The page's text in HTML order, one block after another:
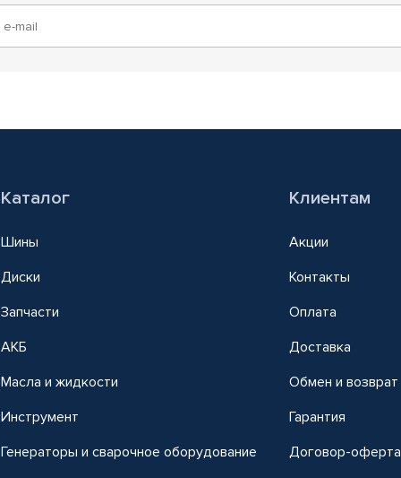
Каталог
Шины
Диски
Запчасти
АКБ
Масла и жидкости
Инструмент
Генераторы и сварочное оборудование
Клиентам
Акции
Контакты
Оплата
Доставка
Обмен и возврат
Гарантия
Договор-оферта